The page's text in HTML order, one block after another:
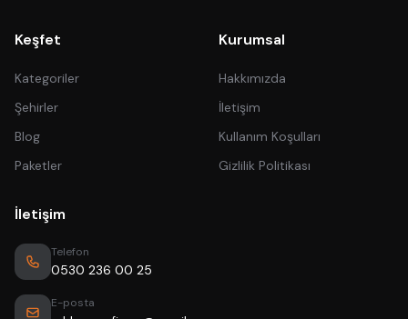
Keşfet
Kategoriler
Şehirler
Blog
Paketler
Kurumsal
Hakkımızda
İletişim
Kullanım Koşulları
Gizlilik Politikası
İletişim
Telefon
0530 236 00 25
E-posta